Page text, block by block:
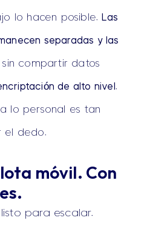
lo hacen posible. Las
separadas y las
sin compartir datos
de alto nivel .
lo personal es tan
el dedo.
móvil. Con
para escalar.